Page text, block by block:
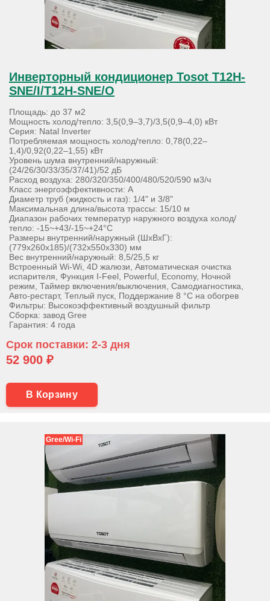
Инверторный кондиционер Tosot T12H-
SNE/I/T12H-SNE/O
Площадь: до 37 м2
Мощность холод/тепло: 3,5(0,9–3,7)/3,5(0,9–4,0) кВт
Серия: Natal Inverter
Потребляемая мощность холод/тепло: 0,78(0,22–
1,4)/0,92(0,22–1,55) кВт
Уровень шума внутренний/наружный:
(24/26/30/33/35/37/41)/52 дБ
Расход воздуха: 280/320/350/400/480/520/590 м3/ч
Класс энергоэффективности: А
Диаметр труб (жидкость и газ): 1/4" и 3/8"
Максимальная длина/высота трассы: 15/10 м
Диапазон рабочих температур наружного воздуха холод/
тепло: -15~+43/-15~+24°С
Размеры внутренний/наружный (ШхВхГ):
(779х260х185)/(732х550х330) мм
Вес внутренний/наружный: 8,5/25,5 кг
Встроенный Wi-Wi, 4D жалюзи, Автоматическая очистка
испарителя, Функция I-Feel, Powerful, Economy, Ночной
режим, Таймер включения/выключения, Самодиагностика,
Авто-рестарт, Теплый пуск, Поддержание 8 °С на обогрев
Фильтры: Высокоэффективный воздушный фильтр
Сборка: завод Gree
Гарантия: 4 года
Срок поставки: 2-3 дня
52 900 ₽
В Корзину
Gree/Wi-Fi